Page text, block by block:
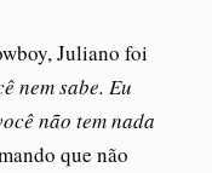
Juliano foi
nem sabe. Eu
não tem nada
que não